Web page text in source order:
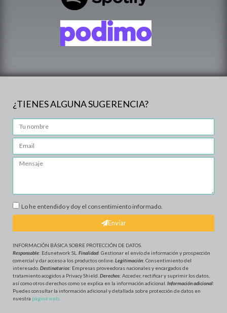
¿TIENES ALGUNA SUGERENCIA?
Lo he entendido y doy el consentimiento informado.
Enviar
INFORMACIÓN BÁSICA SOBRE PROTECCIÓN DE DATOS
Responsable: Edunetwork SL. Finalidad: Gestionar el envío de información y prospección
comercial y dar acceso a los productos online. Legitimación: Consentimiento del
interesado. Destinatarios: Empresas proveedoras nacionales y encargados de
tratamiento acogidos a Privacy Shield. Derechos: Acceder, rectificar y suprimir los datos,
así como otros derechos como se explica en la información adicional. Información adicional:
Puedes consultar la información adicional y detallada sobre protección de datos en
nuestra página web